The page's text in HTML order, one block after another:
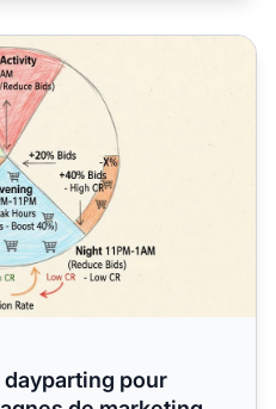
pour optimiser vos
pour